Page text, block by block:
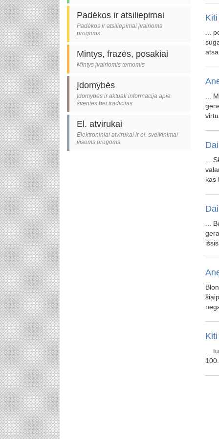
Padėkos ir atsiliepimai
Padėkos ir atsiliepimai įvairioms
progoms
Mintys, frazės, posakiai
Mintys įvairiomis temomis
Įdomybės
Įdomybės ir aktuali informacija apie
šventes bei tradicijas
El. atvirukai
Elektroniniai atvirukai ir el. sveikinimai
visoms progoms
Kiti
...
...
...
kas
...
Kiti
...